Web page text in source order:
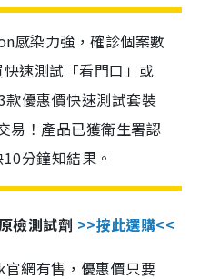
感染力強，確診個案數
速測試「看門口」或
優惠價快速測試套裝
易！產品已獲衛生署認
分鐘知結果。
檢測試劑 >>按此選購<<
網有售，優惠價只要